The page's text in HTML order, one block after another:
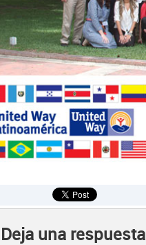
Deja una respuesta